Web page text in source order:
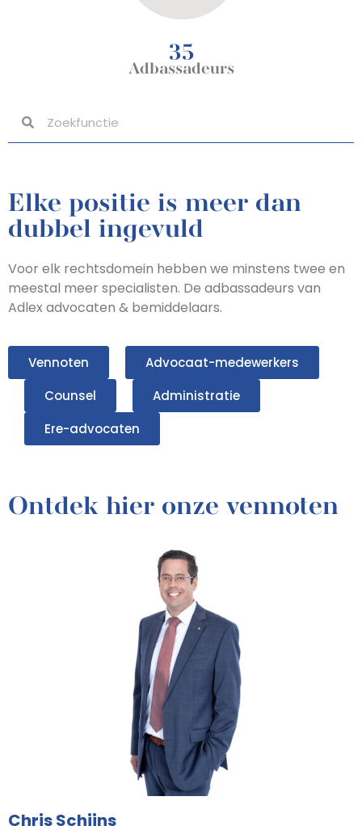
35
Adbassadeurs
Elke positie is meer dan
dubbel ingevuld
Voor elk rechtsdomein hebben we minstens twee en
meestal meer specialisten. De adbassadeurs van
Adlex advocaten & bemiddelaars.
Vennoten
Advocaat-medewerkers
Counsel
Administratie
Ere-advocaten
Ontdek hier onze vennoten
Chris Schijns